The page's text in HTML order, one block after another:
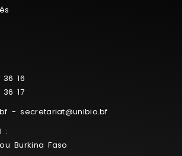
16
17
- secretariat@unibio.bf
:
Burkina Faso